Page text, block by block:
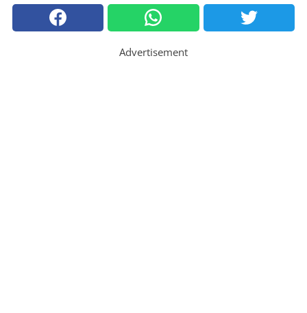
Advertisement